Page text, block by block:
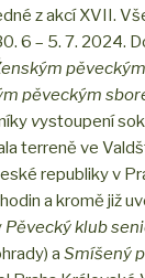
z akcí XVII.
6 – 5. 7. 2024.
pěveckým
vystoupení
terreně ve
republiky v
a kromě již
Pěvecký klub
a Smíšený